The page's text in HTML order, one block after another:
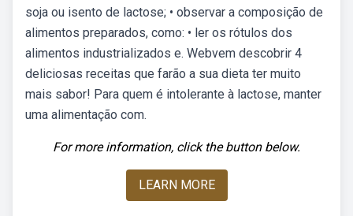
soja ou isento de lactose; • observar a composição de
alimentos preparados, como: • ler os rótulos dos
alimentos industrializados e. Webvem descobrir 4
deliciosas receitas que farão a sua dieta ter muito
mais sabor! Para quem é intolerante à lactose, manter
uma alimentação com.
For more information, click the button below.
LEARN MORE